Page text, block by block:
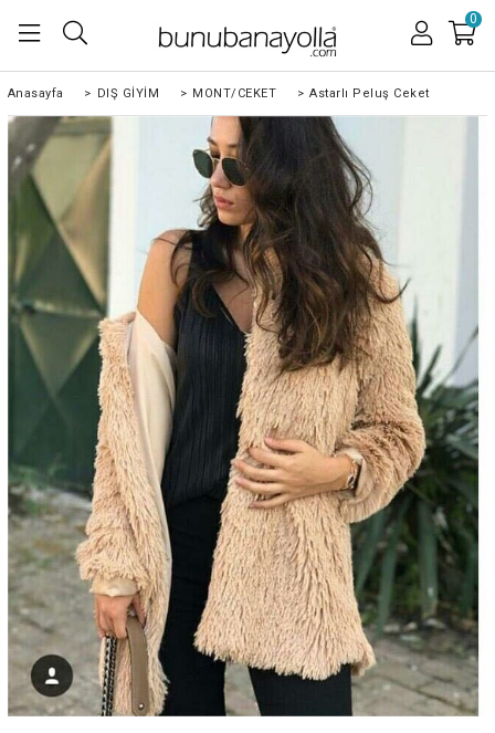
0
Anasayfa > DIŞ GİYİM > MONT/CEKET > Astarlı Peluş Ceket